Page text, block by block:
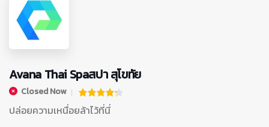
Avana Thai Spaสปา สุโขทัย
Closed Now
ปล่อยความเหนื่อยล้าไว้ที่นี่